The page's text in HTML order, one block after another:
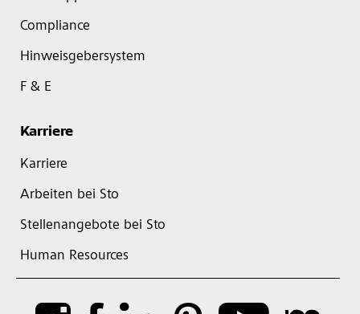
Compliance
Hinweisgebersystem
F & E
Karriere
Karriere
Arbeiten bei Sto
Stellenangebote bei Sto
Human Resources